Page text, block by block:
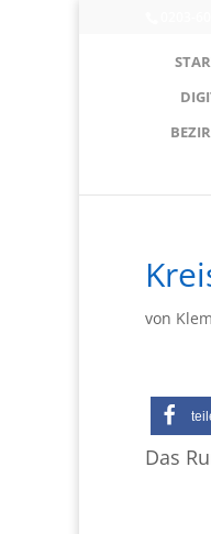
von
Das